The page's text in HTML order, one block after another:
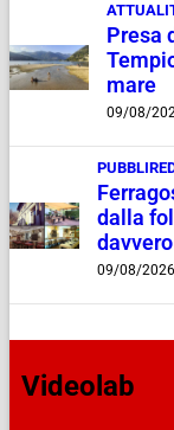
Presa
mare
09/08/
dalla
09/08/2026
Videolab